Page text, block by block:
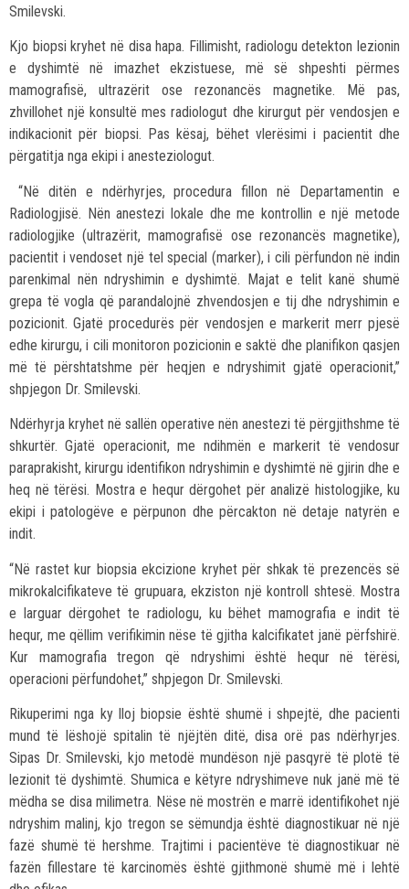
Smilevski.
Kjo biopsi kryhet në disa hapa. Fillimisht, radiologu detekton lezionin
e dyshimtë në imazhet ekzistuese, më së shpeshti përmes
mamografisë, ultrazërit ose rezonancës magnetike. Më pas,
zhvillohet një konsultë mes radiologut dhe kirurgut për vendosjen e
indikacionit për biopsi. Pas kësaj, bëhet vlerësimi i pacientit dhe
përgatitja nga ekipi i anesteziologut.
“Në ditën e ndërhyrjes, procedura fillon në Departamentin e
Radiologjisë. Nën anestezi lokale dhe me kontrollin e një metode
radiologjike (ultrazërit, mamografisë ose rezonancës magnetike),
pacientit i vendoset një tel special (marker), i cili përfundon në indin
parenkimal nën ndryshimin e dyshimtë. Majat e telit kanë shumë
grepa të vogla që parandalojnë zhvendosjen e tij dhe ndryshimin e
pozicionit. Gjatë procedurës për vendosjen e markerit merr pjesë
edhe kirurgu, i cili monitoron pozicionin e saktë dhe planifikon qasjen
më të përshtatshme për heqjen e ndryshimit gjatë operacionit,”
shpjegon Dr. Smilevski.
Ndërhyrja kryhet në sallën operative nën anestezi të përgjithshme të
shkurtër. Gjatë operacionit, me ndihmën e markerit të vendosur
paraprakisht, kirurgu identifikon ndryshimin e dyshimtë në gjirin dhe e
heq në tërësi. Mostra e hequr dërgohet për analizë histologjike, ku
ekipi i patologëve e përpunon dhe përcakton në detaje natyrën e
indit.
“Në rastet kur biopsia ekcizione kryhet për shkak të prezencës së
mikrokalcifikateve të grupuara, ekziston një kontroll shtesë. Mostra
e larguar dërgohet te radiologu, ku bëhet mamografia e indit të
hequr, me qëllim verifikimin nëse të gjitha kalcifikatet janë përfshirë.
Kur mamografia tregon që ndryshimi është hequr në tërësi,
operacioni përfundohet,” shpjegon Dr. Smilevski.
Rikuperimi nga ky lloj biopsie është shumë i shpejtë, dhe pacienti
mund të lëshojë spitalin të njëjtën ditë, disa orë pas ndërhyrjes.
Sipas Dr. Smilevski, kjo metodë mundëson një pasqyrë të plotë të
lezionit të dyshimtë. Shumica e këtyre ndryshimeve nuk janë më të
mëdha se disa milimetra. Nëse në mostrën e marrë identifikohet një
ndryshim malinj, kjo tregon se sëmundja është diagnostikuar në një
fazë shumë të hershme. Trajtimi i pacientëve të diagnostikuar në
fazën fillestare të karcinomës është gjithmonë shumë më i lehtë